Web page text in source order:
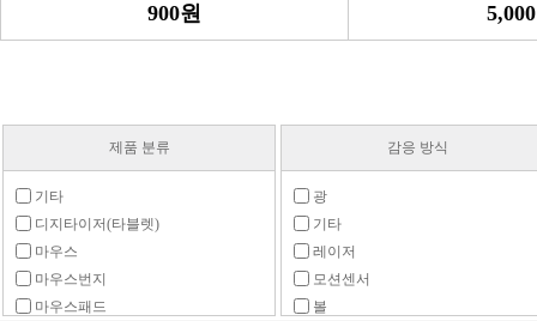
900원
제품 분류
기타
디지타이저(타블렛)
마우스
마우스번지
마우스패드
감응 방식
광
기타
레이저
모션센서
볼